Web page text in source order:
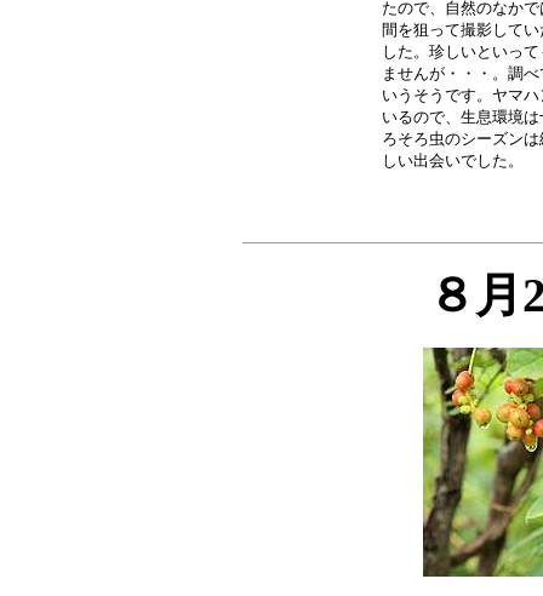
たので、自然のなか
間を狙って撮影して
した。珍しいといっ
ませんが・・・。調
いうそうです。ヤマ
いるので、生息環境
ろそろ虫のシーズン
８月